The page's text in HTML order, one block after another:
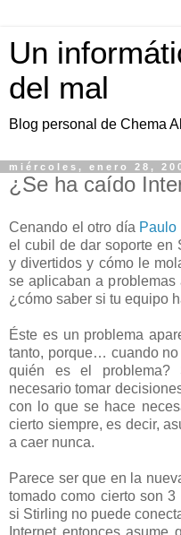
Un
del mal
Blog personal de Chema
miércoles, enero 28,
¿Se ha caído
Cenando el otro día Paulo
el cubil de dar soporte en
y divertidos y cómo le
se aplicaban a
¿cómo saber si tu equipo
Éste es un problema
tanto, porque… cuando
quién es el
necesario tomar
con lo que se hace
cierto siempre, es decir,
a caer nunca.
Parece ser que en la
tomado como cierto son 3
si Stirling no puede
Internet entonces asume